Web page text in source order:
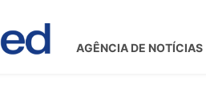
AGÊNCIA DE NOTÍCIAS